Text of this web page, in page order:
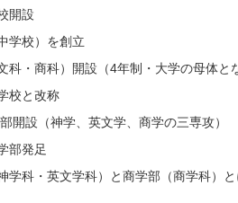
開設
学校）を創立
科・商科）開設（4年制・大学の母体
校と改称
開設（神学、英文学、商学の三専攻）
部発足
学科・英文学科）と商学部（商学科）